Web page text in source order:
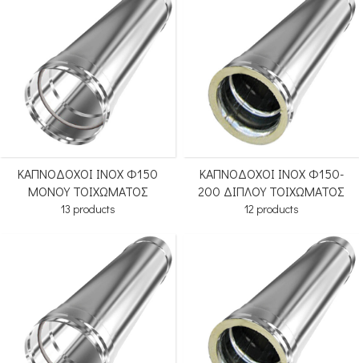
ΚΑΠΝΟΔΟΧΟΙ ΙΝΟΧ Φ150
ΜΟΝΟΥ ΤΟΙΧΩΜΑΤΟΣ
13 products
ΚΑΠΝΟΔΟΧΟΙ ΙΝΟΧ Φ150-
200 ΔΙΠΛΟΥ ΤΟΙΧΩΜΑΤΟΣ
12 products